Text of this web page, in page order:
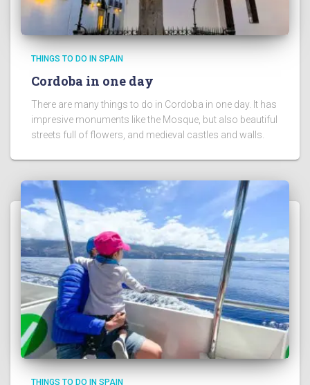
THINGS TO DO IN SPAIN
Cordoba in one day
There are many things to do in Cordoba in one day. It has
impresive monuments like the Mosque, but also beautiful
streets full of flowers, and medieval castles and walls.
THINGS TO DO IN SPAIN